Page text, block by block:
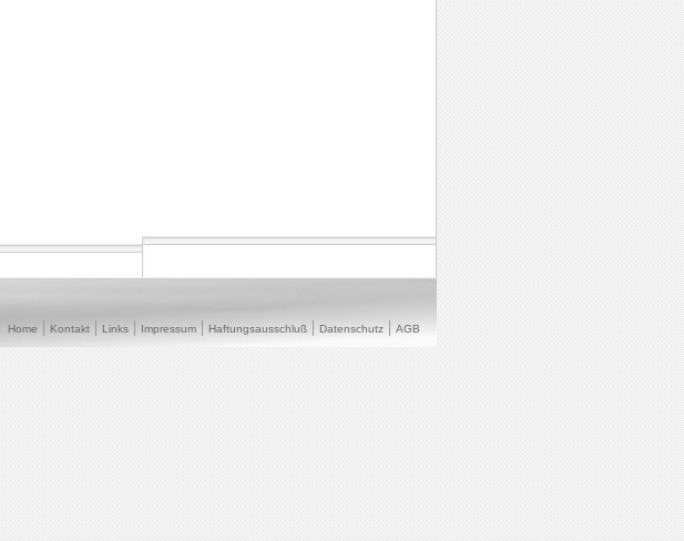
Home Kontakt Links Impressum Haftungsausschluß Datenschutz AGB